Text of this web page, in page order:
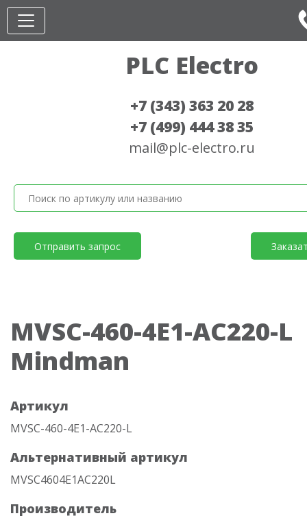
PLC Electro
+7 (343) 363 20 28
+7 (499) 444 38 35
mail@plc-electro.ru
Отправить запрос
MVSC-460-4E1-AC220-L
Mindman
Артикул
MVSC-460-4E1-AC220-L
Альтернативный артикул
MVSC4604E1AC220L
Производитель